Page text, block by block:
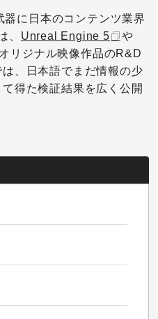
に日本のコンテンツ業界
、 Unreal Engine 5
や
リジナル映像作品のR&D
、日本語でまだ情報の少
得た検証結果を広く公開